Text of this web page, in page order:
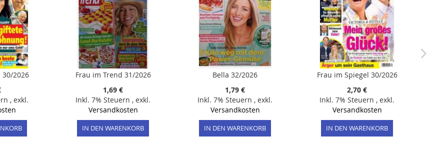
30/2026
, exkl.
Frau im Trend 31/2026
1,69 €
Inkl. 7% Steuern , exkl.
Versandkosten
IN DEN WARENKORB
Bella 32/2026
1,79 €
Inkl. 7% Steuern , exkl.
Versandkosten
IN DEN WARENKORB
Frau im Spiegel 30/2026
2,70 €
Inkl. 7% Steuern , exkl.
Versandkosten
IN DEN WARENKORB